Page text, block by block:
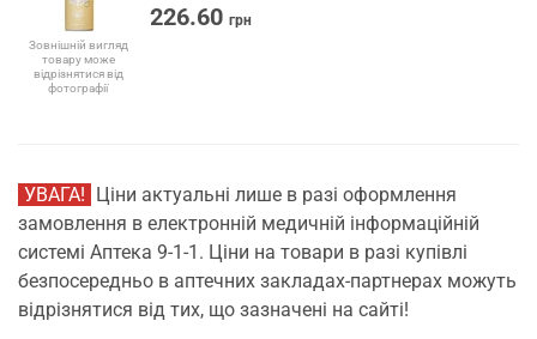
Зовнішній вигляд
товару може
відрізнятися від
фотографії
226.60 грн
УВАГА! Ціни актуальні лише в разі оформлення
замовлення в електронній медичній інформаційній
системі Аптека 9-1-1. Ціни на товари в разі купівлі
безпосередньо в аптечних закладах-партнерах можуть
відрізнятися від тих, що зазначені на сайті!